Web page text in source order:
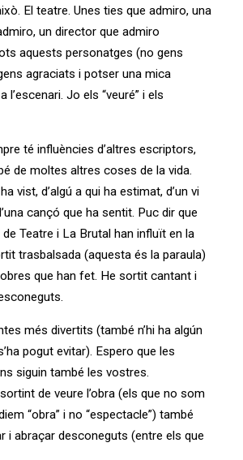
El teatre. Unes ties que admiro, una
un director que admiro
aquests personatges (no gens
agraciats i potser una mica
l’escenari. Jo els “veuré” i els
té influències d’altres escriptors,
de moltes altres coses de la vida.
vist, d’algú a qui ha estimat, d’un vi
cançó que ha sentit. Puc dir que
de Teatre i La Brutal han influït en la
trasbalsada (aquesta és la paraula)
obres que han fet. He sortit cantant i
més divertits (també n’hi ha algún
pogut evitar). Espero que les
siguin també les vostres.
de veure l’obra (els que no som
“obra” i no “espectacle”) també
i abraçar desconeguts (entre els que